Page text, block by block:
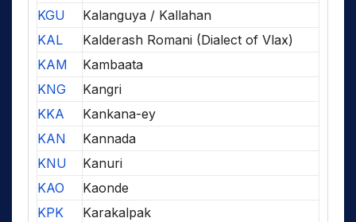
KGU
Kalanguya / Kallahan
KAL
Kalderash Romani (Dialect of Vlax)
KAM
Kambaata
KNG
Kangri
KKA
Kankana-ey
KAN
Kannada
KNU
Kanuri
KAO
Kaonde
KPK
Karakalpak